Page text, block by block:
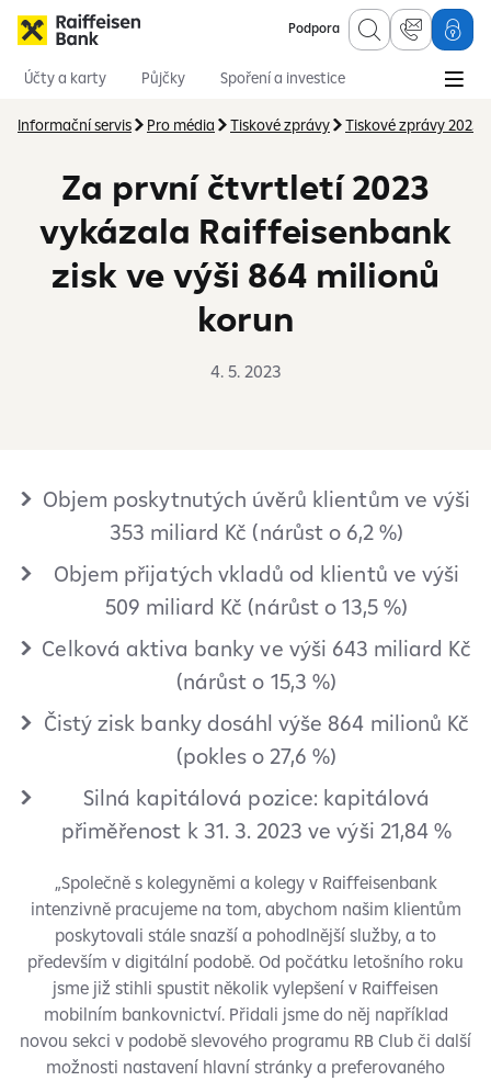
Podpora
Účty a karty Půjčky
Spoření a investice
Informační servis
Pro média Tiskové zprávy Tiskové zprávy 2023
Za první čtvrtletí 2023
vykázala Raiffeisenbank
zisk ve výši 864 milionů
korun
4. 5. 2023
Objem poskytnutých úvěrů klientům ve výši
353 miliard Kč (nárůst o 6,2 %)
Objem přijatých vkladů od klientů ve výši
509 miliard Kč (nárůst o 13,5 %)
Celková aktiva banky ve výši 643 miliard Kč
(nárůst o 15,3 %)
Čistý zisk banky dosáhl výše 864 milionů Kč
(pokles o 27,6 %)
Silná kapitálová pozice: kapitálová
přiměřenost k 31. 3. 2023 ve výši 21,84 %
„Společně s kolegyněmi a kolegy v Raiffeisenbank
intenzivně pracujeme na tom, abychom našim klientům
poskytovali stále snazší a pohodlnější služby, a to
především v digitální podobě. Od počátku letošního roku
jsme již stihli spustit několik vylepšení v Raiffeisen
mobilním bankovnictví. Přidali jsme do něj například
novou sekci v podobě slevového programu RB Club či další
možnosti nastavení hlavní stránky a preferovaného